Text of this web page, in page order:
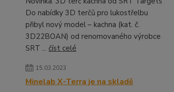
Do nabídky 3D terčů pro lukostřelbu
přibyl nový model – kachna (kat. č.
3D22BOAN) od renomovaného výrobce
SRT ... číst celé
15.03.2023
Minelab X-Terra je na skladě